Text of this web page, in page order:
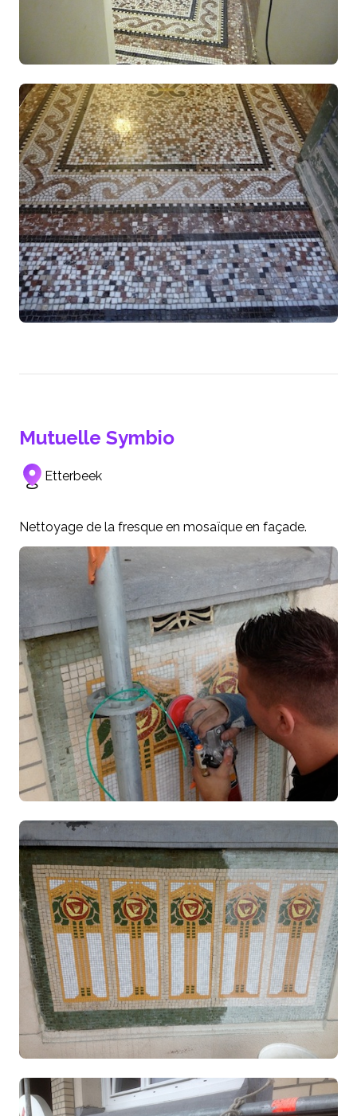
Mutuelle Symbio
Etterbeek
Nettoyage de la fresque en mosaïque en façade.